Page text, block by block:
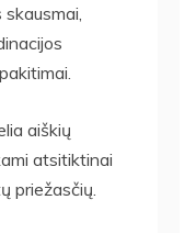
aiškių
atsitiktinai
priežasčių.